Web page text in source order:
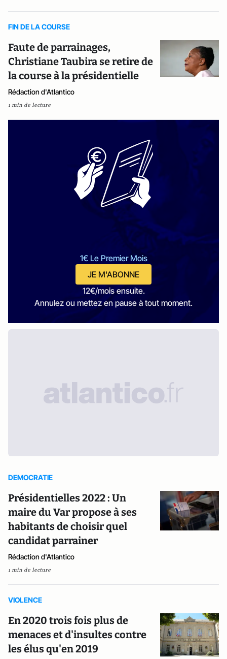
FIN DE LA COURSE
Faute de parrainages,
Christiane Taubira se retire de
la course à la présidentielle
Rédaction d'Atlantico
1 min de lecture
1€ Le Premier Mois
JE M'ABONNE
12€/mois ensuite.
Annulez ou mettez en pause à tout moment.
DEMOCRATIE
Présidentielles 2022 : Un
maire du Var propose à ses
habitants de choisir quel
candidat parrainer
Rédaction d'Atlantico
1 min de lecture
VIOLENCE
En 2020 trois fois plus de
menaces et d'insultes contre
les élus qu'en 2019